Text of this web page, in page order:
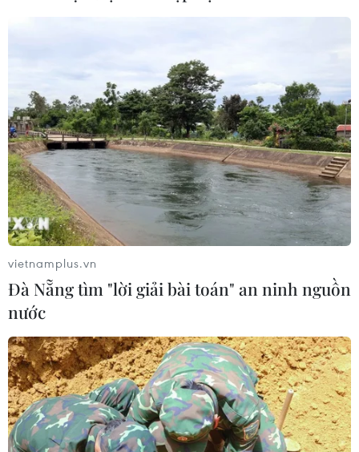
ngăn chặn để bảo vệ di sản nghề làm
Sẵn sàng cho Lễ hội Việt Nam-Hàn
Quốc thành phố Đà Nẵng 2026
05/08/2026 07:46
Xem thêm
CƠ QUAN CHỦ QUẢN: THÔNG TẤN XÃ VIỆT NAM
Tổng Biên tập: TRẦN TIẾN DUẨN
Phó Tổng Biên tập: NGUYỄN THỊ TÁM, KHÚC THANH
THỦY
vietnamplus.vn
Đà Nẵng tìm "lời giải bài toán" an ninh nguồn
nước